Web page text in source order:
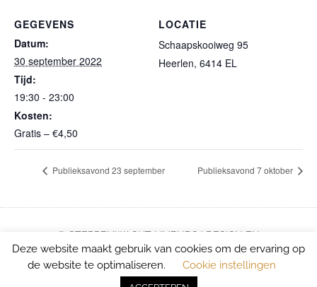
GEGEVENS
Datum:
30 september 2022
Tijd:
19:30 - 23:00
Kosten:
Gratis – €4,50
LOCATIE
Schaapskooiweg 95
Heerlen, 6414 EL
Publieksavond 23 september Publieksavond 7 oktober
© STERRENWACHT LIMBURG | DESIGN EN
ONTWIKKELING: E-VOLVE.NL
Deze website maakt gebruik van cookies om de ervaring op
de website te optimaliseren.
Cookie instellingen